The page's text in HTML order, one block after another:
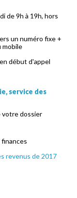
de 9h à 19h, hors
un numéro fixe +
mobile
début d'appel
service des
votre dossier
revenus de 2017